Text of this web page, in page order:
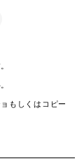
もしくはコピー